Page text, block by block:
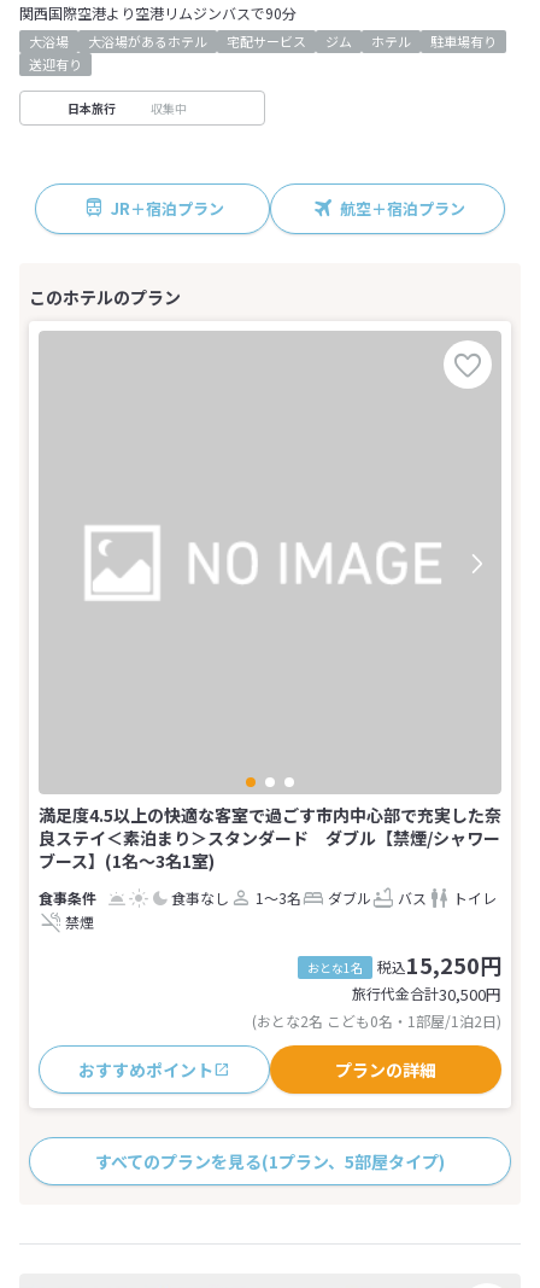
関西国際空港より空港リムジンバスで90分
大浴場 大浴場があるホテル 宅配サービス ジム ホテル
駐車場有り
送迎有り
日本旅行 収集中
JR＋宿泊プラン 航空＋宿泊プラン
満足度4.5以上の快適な客室で過ごす市内中心部で充実した奈
良ステイ＜素泊まり＞スタンダード ダブル【禁煙/シャワー
ブース】(1名～3名1室)
食事なし 1～3名 ダブル バス
トイレ
禁煙
おとな1名 税込15,250円
旅行代金合計30,500円
(おとな2名 こども0名・1部屋/1泊2日)
おすすめポイント プランの詳細
すべてのプランを見る(1プラン、5部屋タイプ)